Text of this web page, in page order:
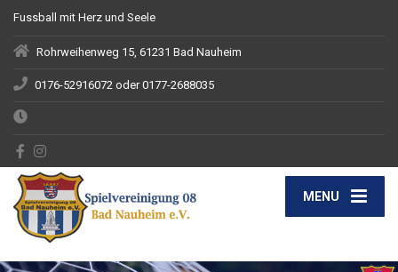
Fussball mit Herz und Seele
Rohrweihenweg 15, 61231 Bad Nauheim
0176-52916072 oder 0177-2688035
MENU